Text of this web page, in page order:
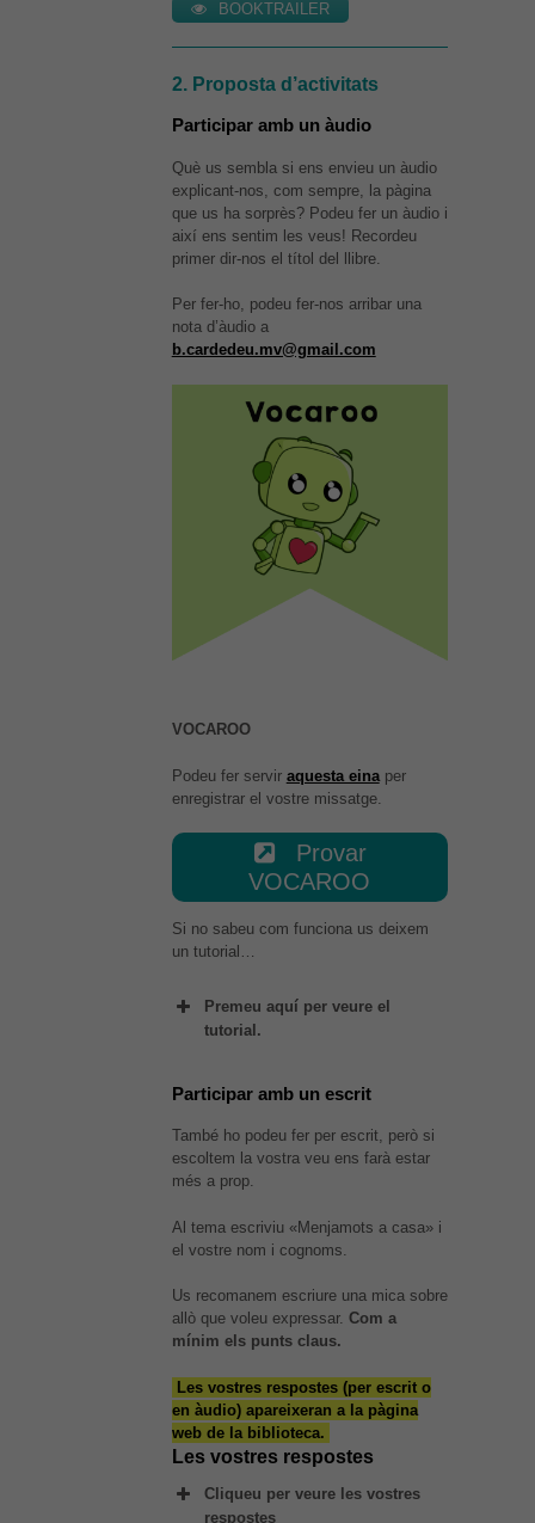
BOOKTRAILER
2. Proposta d’activitats
Participar amb un àudio
Què us sembla si ens envieu un àudio
explicant-nos, com sempre, la pàgina
que us ha sorprès? Podeu fer un àudio i
així ens sentim les veus! Recordeu
primer dir-nos el títol del llibre.
Per fer-ho, podeu fer-nos arribar una
nota d’àudio a
b.cardedeu.mv@gmail.com
VOCAROO
Podeu fer servir aquesta einaper
enregistrar el vostre missatge.
Provar
VOCAROO
Si no sabeu com funciona us deixem
un tutorial…
Premeu aquí per veure el
tutorial.
Participar amb un escrit
També ho podeu fer per escrit, però si
escoltem la vostra veu ens farà estar
més a prop.
Al tema escriviu «Menjamots a casa» i
el vostre nom i cognoms.
Us recomanem escriure una mica sobre
allò que voleu expressar. Com a
mínim els punts claus.
Les vostres respostes (per escrit o
en àudio) apareixeran a la pàgina
web de la biblioteca.
Les vostres respostes
Cliqueu per veure les vostres
respostes
Necessàries
Aquestes
cookies no
són
opcionals,
necessàries
per al bon
Per a millorar
la nostra web
necessitem
aquestes
cookies.
Experiència
web funcioni
vostra visita.
aquestes
cookies,
desapareixerà
del lloc web.